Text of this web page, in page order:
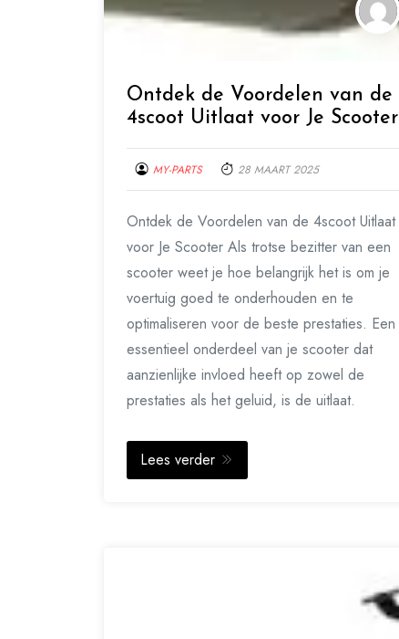
Ontdek de Voordelen van de
4scoot Uitlaat voor Je Scooter
MY-PARTS 28 MAART 2025
Ontdek de Voordelen van de 4scoot Uitlaat
voor Je Scooter Als trotse bezitter van een
scooter weet je hoe belangrijk het is om je
voertuig goed te onderhouden en te
optimaliseren voor de beste prestaties. Een
essentieel onderdeel van je scooter dat
aanzienlijke invloed heeft op zowel de
prestaties als het geluid, is de uitlaat.
Lees verder